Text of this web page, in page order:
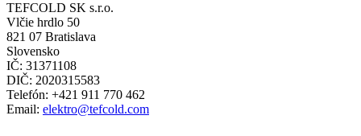
TEFCOLD SK s.r.o.
Vlčie hrdlo 50
821 07 Bratislava
Slovensko
IČ: 31371108
DIČ: 2020315583
Telefón: +421 911 770 462
Email: elektro@tefcold.com